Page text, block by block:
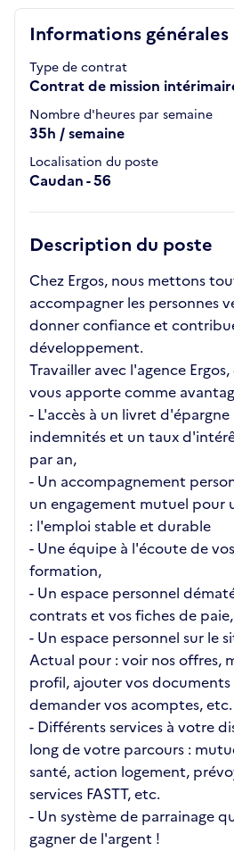
Informations générales
Type de contrat
Contrat de mission
Nombre d'heures par semaine
35h / semaine
Localisation du poste
Caudan - 56
Description du poste
Chez Ergos, nous mettons
accompagner les personnes
donner confiance et
développement.
Travailler avec l'agence
vous apporte comme
- L'accès à un livret
indemnités et un taux
par an,
- Un accompagnement
un engagement mutuel pour
: l'emploi stable et durable
- Une équipe à l'écoute de
formation,
- Un espace personnel
contrats et vos fiches de paie,
- Un espace personnel sur le
Actual pour : voir nos offres,
profil, ajouter vos
demander vos acomptes, etc.
- Différents services à votre
long de votre parcours :
santé, action logement,
services FASTT, etc.
- Un système de parrainage
gagner de l'argent !